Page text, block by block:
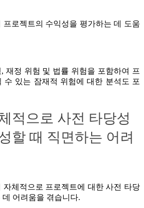
프로젝트의 수익성을 평가하는 데 도움
재정 위험 및 법률 위험을 포함하여 프
수 있는 잠재적 위험에 대한 분석도 포
적으로 사전 타당성
할 때 직면하는 어려
자체적으로 프로젝트에 대한 사전 타당
어려움을 겪습니다.